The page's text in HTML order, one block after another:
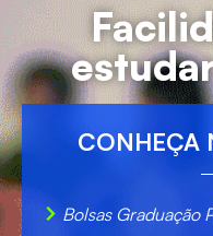
CONHEÇA
Bolsas Graduação